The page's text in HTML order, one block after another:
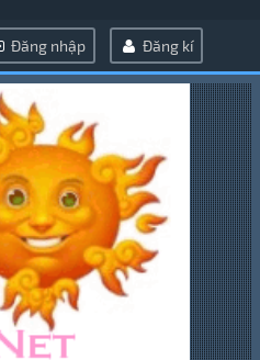
Đăng nhập Đăng kí